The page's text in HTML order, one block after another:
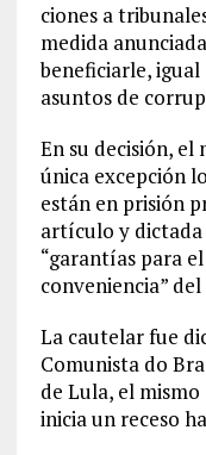
ciones a
medida
beneficiarle,
asuntos de
En su decisión,
única excepción
están en prisión
artículo y dictada
“garantías para
conveniencia”
La cautelar fue
Comunista do
de Lula, el
inicia un receso